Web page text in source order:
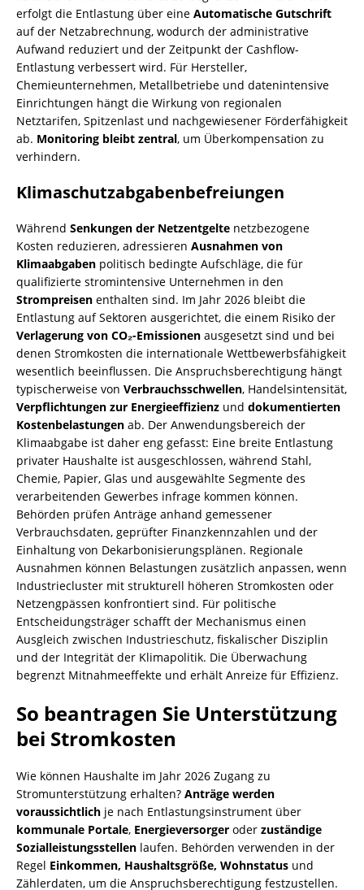
erfolgt die Entlastung über eine Automatische Gutschrift
auf der Netzabrechnung, wodurch der administrative
Aufwand reduziert und der Zeitpunkt der Cashflow-
Entlastung verbessert wird. Für Hersteller,
Chemieunternehmen, Metallbetriebe und datenintensive
Einrichtungen hängt die Wirkung von regionalen
Netztarifen, Spitzenlast und nachgewiesener Förderfähigkeit
ab. Monitoring bleibt zentral, um Überkompensation zu
verhindern.
Klimaschutzabgabenbefreiungen
Während Senkungen der Netzentgelte netzbezogene
Kosten reduzieren, adressieren Ausnahmen von
Klimaabgaben politisch bedingte Aufschläge, die für
qualifizierte stromintensive Unternehmen in den
Strompreisen enthalten sind. Im Jahr 2026 bleibt die
Entlastung auf Sektoren ausgerichtet, die einem Risiko der
Verlagerung von CO₂-Emissionen ausgesetzt sind und bei
denen Stromkosten die internationale Wettbewerbsfähigkeit
wesentlich beeinflussen. Die Anspruchsberechtigung hängt
typischerweise von Verbrauchsschwellen, Handelsintensität,
Verpflichtungen zur Energieeffizienz und dokumentierten
Kostenbelastungen ab. Der Anwendungsbereich der
Klimaabgabe ist daher eng gefasst: Eine breite Entlastung
privater Haushalte ist ausgeschlossen, während Stahl,
Chemie, Papier, Glas und ausgewählte Segmente des
verarbeitenden Gewerbes infrage kommen können.
Behörden prüfen Anträge anhand gemessener
Verbrauchsdaten, geprüfter Finanzkennzahlen und der
Einhaltung von Dekarbonisierungsplänen. Regionale
Ausnahmen können Belastungen zusätzlich anpassen, wenn
Industriecluster mit strukturell höheren Stromkosten oder
Netzengpässen konfrontiert sind. Für politische
Entscheidungsträger schafft der Mechanismus einen
Ausgleich zwischen Industrieschutz, fiskalischer Disziplin
und der Integrität der Klimapolitik. Die Überwachung
begrenzt Mitnahmeeffekte und erhält Anreize für Effizienz.
So beantragen Sie Unterstützung
bei Stromkosten
Wie können Haushalte im Jahr 2026 Zugang zu
Stromunterstützung erhalten? Anträge werden
voraussichtlich je nach Entlastungsinstrument über
kommunale Portale, Energieversorger oder zuständige
Sozialleistungsstellen laufen. Behörden verwenden in der
Regel Einkommen, Haushaltsgröße, Wohnstatus und
Zählerdaten, um die Anspruchsberechtigung festzustellen.